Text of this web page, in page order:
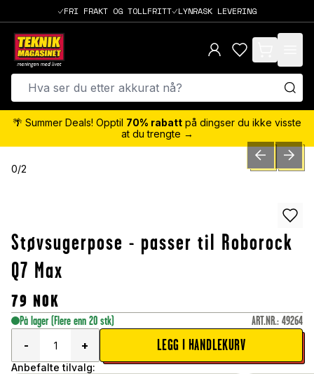
FRI FRAKT OG TOLLFRITT LYNRASK LEVERING
items in cart,
🌴 Summer Deals! Opptil 70% rabatt på dingser du ikke visste
at du trengte →
0/2 PREVIOUSNEXT
Støvsugerpose - passer til Roborock
Q7 Max
79 NOK
På lager (Flere enn 20 stk) ART.NR.: 49264
-
+ LEGG I HANDLEKURV
Anbefalte tilvalg: